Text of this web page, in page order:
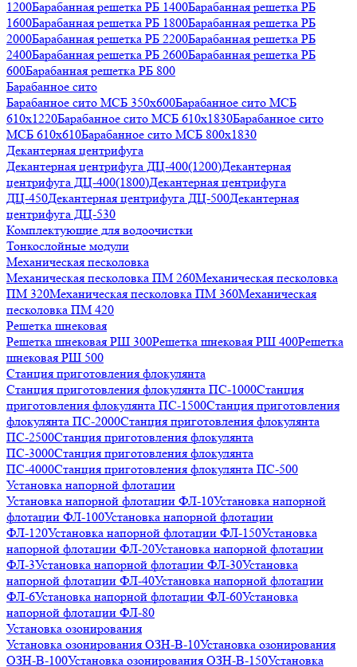
1200Барабанная решетка РБ 1400Барабанная решетка РБ
1600Барабанная решетка РБ 1800Барабанная решетка РБ
2000Барабанная решетка РБ 2200Барабанная решетка РБ
2400Барабанная решетка РБ 2600Барабанная решетка РБ
600Барабанная решетка РБ 800
Барабанное сито
Барабанное сито МСБ 350x600Барабанное сито МСБ
610x1220Барабанное сито МСБ 610x1830Барабанное сито
МСБ 610x610Барабанное сито МСБ 800x1830
Декантерная центрифуга
Декантерная центрифуга ДЦ-400(1200)Декантерная
центрифуга ДЦ-400(1800)Декантерная центрифуга
ДЦ-450Декантерная центрифуга ДЦ-500Декантерная
центрифуга ДЦ-530
Комплектующие для водоочистки
Тонкослойные модули
Механическая песколовка
Механическая песколовка ПM 260Механическая песколовка
ПM 320Механическая песколовка ПM 360Механическая
песколовка ПM 420
Решетка шнековая
Решетка шнековая РШ 300Решетка шнековая РШ 400Решетка
шнековая РШ 500
Станция приготовления флокулянта
Станция приготовления флокулянта ПС-1000Станция
приготовления флокулянта ПС-1500Станция приготовления
флокулянта ПС-2000Станция приготовления флокулянта
ПС-2500Станция приготовления флокулянта
ПС-3000Станция приготовления флокулянта
ПС-4000Станция приготовления флокулянта ПС-500
Установка напорной флотации
Установка напорной флотации ФЛ-10Установка напорной
флотации ФЛ-100Установка напорной флотации
ФЛ-120Установка напорной флотации ФЛ-150Установка
напорной флотации ФЛ-20Установка напорной флотации
ФЛ-3Установка напорной флотации ФЛ-30Установка
напорной флотации ФЛ-40Установка напорной флотации
ФЛ-6Установка напорной флотации ФЛ-60Установка
напорной флотации ФЛ-80
Установка озонирования
Установка озонирования ОЗН-В-10Установка озонирования
ОЗН-В-100Установка озонирования ОЗН-В-150Установка